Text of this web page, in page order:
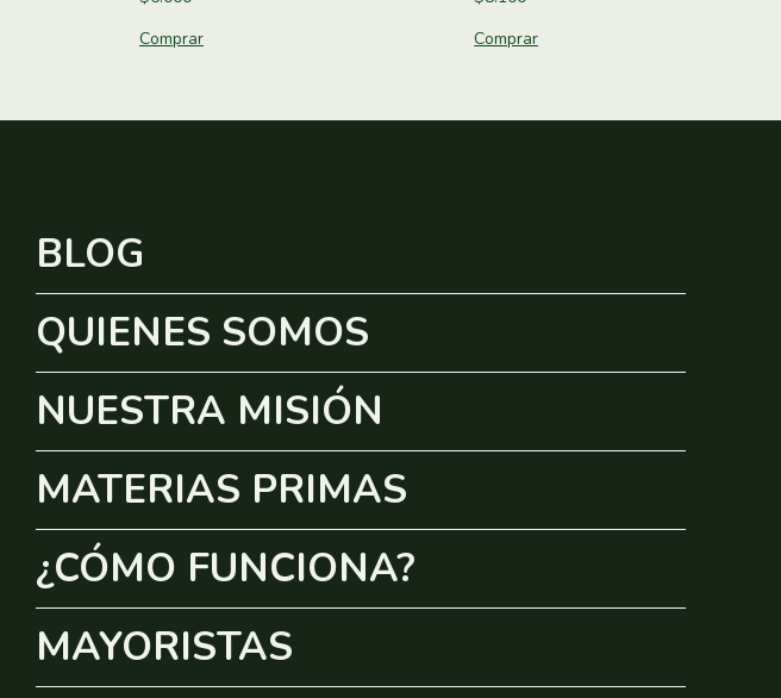
BLOG
QUIENES SOMOS
NUESTRA MISIÓN
MATERIAS PRIMAS
¿CÓMO FUNCIONA?
MAYORISTAS